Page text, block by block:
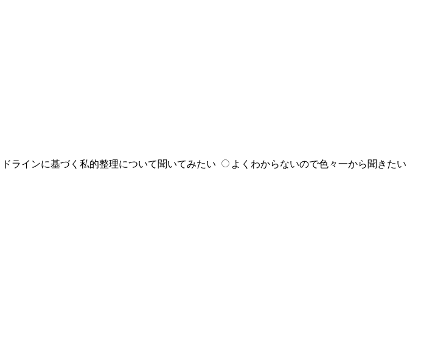
ラインに基づく私的整理について聞いてみたい よくわからないので色々一から聞きたい